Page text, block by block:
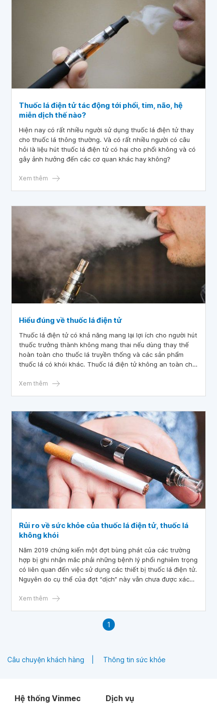
Thuốc lá điện tử tác động tới phổi, tim, não, hệ
miễn dịch thế nào?
Hiện nay có rất nhiều người sử dụng thuốc lá điện tử thay
cho thuốc lá thông thường. Và có rất nhiều người có câu
hỏi là liệu hút thuốc lá điện tử có hại cho phổi không và có
gây ảnh hưởng đến các cơ quan khác hay không?
Xem thêm
Hiểu đúng về thuốc lá điện tử
Thuốc lá điện tử có khả năng mang lại lợi ích cho người hút
thuốc trưởng thành không mang thai nếu dùng thay thế
hoàn toàn cho thuốc lá truyền thống và các sản phẩm
thuốc lá có khói khác. Thuốc lá điện tử không an toàn cho
lớn hiện không sử dụng các sản phẩm thuốc lá.
Xem thêm
Rủi ro về sức khỏe của thuốc lá điện tử, thuốc lá
không khói
Năm 2019 chứng kiến một đợt bùng phát của các trường
hợp bị ghi nhận mắc phải những bệnh lý phổi nghiêm trọng
có liên quan đến việc sử dụng các thiết bị thuốc lá điện tử.
Nguyên do cụ thể của đợt “dịch” này vẫn chưa được xác
điện tử hay tetrahydrocannabinol (THC) - Chất kích thích
phẩm độc hại này được mua bán ngay trên đường phố hay
trong những cửa hàng bán lẻ.
Xem thêm
1
Câu chuyện khách hàng Thông tin sức khỏe
Hệ thống Vinmec Dịch vụ